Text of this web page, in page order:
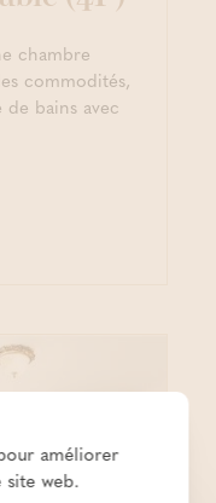
chambre
commodités,
bains avec
améliorer
web.